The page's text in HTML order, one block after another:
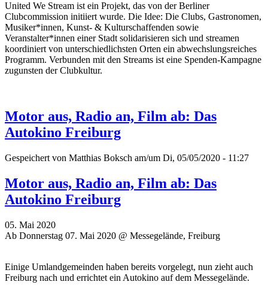
United We Stream ist ein Projekt, das von der Berliner
Clubcommission initiiert wurde. Die Idee: Die Clubs, Gastronomen,
Musiker*innen, Kunst- & Kulturschaffenden sowie
Veranstalter*innen einer Stadt solidarisieren sich und streamen
koordiniert von unterschiedlichsten Orten ein abwechslungsreiches
Programm. Verbunden mit den Streams ist eine Spenden-Kampagne
zugunsten der Clubkultur.
Motor aus, Radio an, Film ab: Das
Autokino Freiburg
Gespeichert von Matthias Boksch am/um Di, 05/05/2020 - 11:27
Motor aus, Radio an, Film ab: Das
Autokino Freiburg
05. Mai 2020
Ab Donnerstag 07. Mai 2020 @ Messegelände, Freiburg
Einige Umlandgemeinden haben bereits vorgelegt, nun zieht auch
Freiburg nach und errichtet ein Autokino auf dem Messegelände.